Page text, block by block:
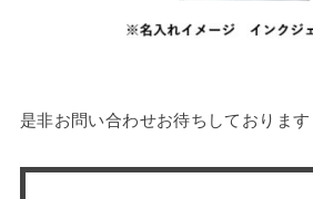
是非お問い合わせお待ちしております